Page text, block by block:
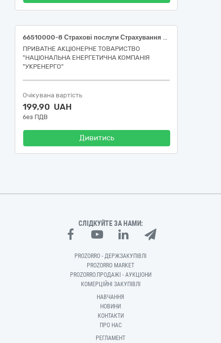
66510000-8 Страхові послуги Страхування орендованого майна (м. Славутич, Вишгородський р-н, Київська обл.)
ПРИВАТНЕ АКЦІОНЕРНЕ ТОВАРИСТВО
"НАЦІОНАЛЬНА ЕНЕРГЕТИЧНА КОМПАНІЯ
"УКРЕНЕРГО"
Очікувана вартість
199,90 UAH
без ПДВ
Дивитись
СЛІДКУЙТЕ ЗА НАМИ:
PROZORRO - ДЕРЖЗАКУПІВЛІ
PROZORRO MARKET
PROZORRO.ПРОДАЖІ - АУКЦІОНИ
КОМЕРЦІЙНІ ЗАКУПІВЛІ
НАВЧАННЯ
НОВИНИ
КОНТАКТИ
ПРО НАС
РЕГЛАМЕНТ